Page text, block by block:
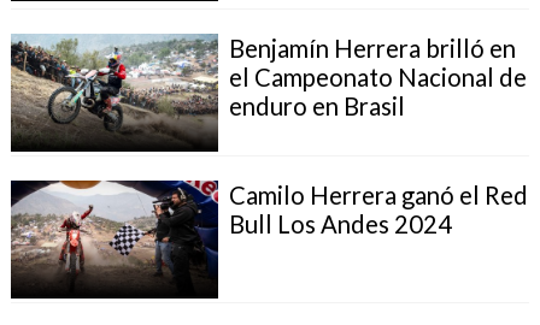
Benjamín Herrera brilló en
el Campeonato Nacional de
enduro en Brasil
Camilo Herrera ganó el Red
Bull Los Andes 2024